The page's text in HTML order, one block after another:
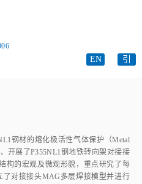
EN 引
钢材的熔化极活性气体保护（Metal
开展了P355NL1钢地铁转向架对接接
构的宏观及微观形貌，重点研究了每
对接接头MAG多层焊接模型并进行